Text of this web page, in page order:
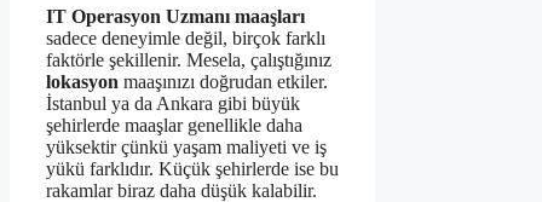
IT Operasyon Uzmanı maaşları
sadece deneyimle değil, birçok farklı
faktörle şekillenir. Mesela, çalıştığınız
lokasyon maaşınızı doğrudan etkiler.
İstanbul ya da Ankara gibi büyük
şehirlerde maaşlar genellikle daha
yüksektir çünkü yaşam maliyeti ve iş
yükü farklıdır. Küçük şehirlerde ise bu
rakamlar biraz daha düşük kalabilir.